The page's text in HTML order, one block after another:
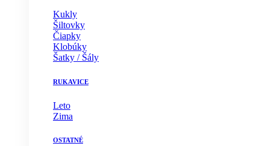
Kukly
Šiltovky
Čiapky
Klobúky
Šatky / Šály
RUKAVICE
Leto
Zima
OSTATNÉ